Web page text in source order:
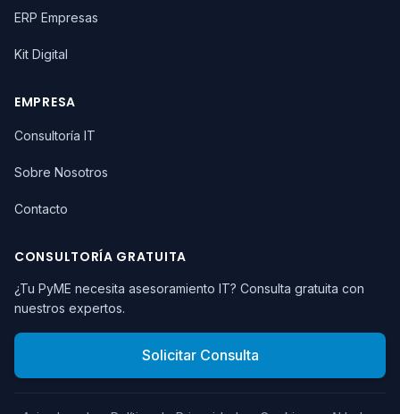
ERP Empresas
Kit Digital
EMPRESA
Consultoría IT
Sobre Nosotros
Contacto
CONSULTORÍA GRATUITA
¿Tu PyME necesita asesoramiento IT? Consulta gratuita con
nuestros expertos.
Solicitar Consulta